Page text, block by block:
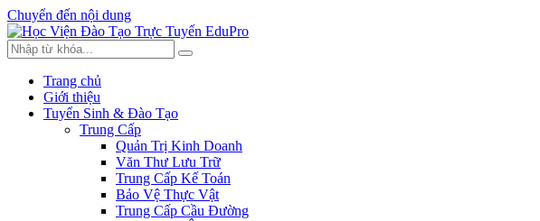
Chuyển đến nội dung
Trang chủ
Giới thiệu
Tuyển Sinh & Đào Tạo
Trung Cấp
Quản Trị Kinh Doanh
Văn Thư Lưu Trữ
Trung Cấp Kế Toán
Bảo Vệ Thực Vật
Trung Cấp Cầu Đường